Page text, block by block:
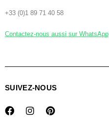
+33 (0)1 89 71 40 58
Contactez-nous aussi sur WhatsApp
SUIVEZ-NOUS